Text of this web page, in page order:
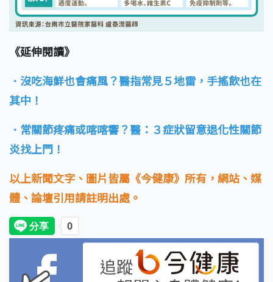
《延伸閱讀》
．沒吃海鮮也會痛風？醫指常見５地雷，手搖飲也在
其中！
．常關節疼痛或喀喀響？醫：３症狀留意退化性關節
炎找上門！
以上新聞文字、圖片皆屬《今健康》所有，網站、媒
體、論壇引用請註明出處。